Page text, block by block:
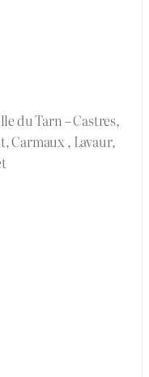
du Tarn – Castres,
Carmaux , Lavaur,